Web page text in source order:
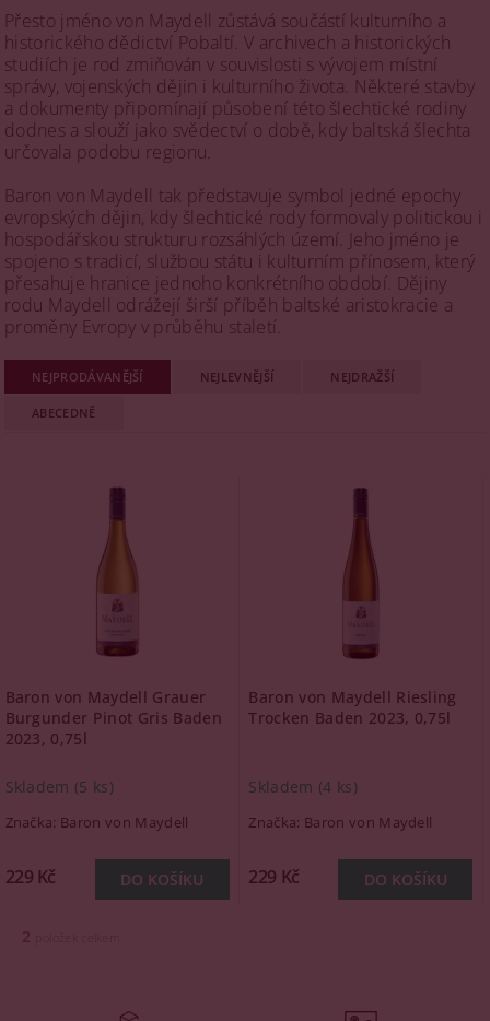
Přesto jméno von Maydell zůstává součástí kulturního a
historického dědictví Pobaltí. V archivech a historických
studiích je rod zmiňován v souvislosti s vývojem místní
správy, vojenských dějin i kulturního života. Některé stavby
a dokumenty připomínají působení této šlechtické rodiny
dodnes a slouží jako svědectví o době, kdy baltská šlechta
určovala podobu regionu.
Baron von Maydell tak představuje symbol jedné epochy
evropských dějin, kdy šlechtické rody formovaly politickou i
hospodářskou strukturu rozsáhlých území. Jeho jméno je
spojeno s tradicí, službou státu i kulturním přínosem, který
přesahuje hranice jednoho konkrétního období. Dějiny
rodu Maydell odrážejí širší příběh baltské aristokracie a
proměny Evropy v průběhu staletí.
NEJPRODÁVANĚJŠÍ NEJLEVNĚJŠÍ NEJDRAŽŠÍ
ABECEDNĚ
Baron von Maydell Grauer
Burgunder Pinot Gris Baden
2023, 0,75l
Skladem (5 ks)
Značka: Baron von Maydell
229 Kč
Baron von Maydell Riesling
Trocken Baden 2023, 0,75l
Skladem (4 ks)
Značka: Baron von Maydell
229 Kč
2